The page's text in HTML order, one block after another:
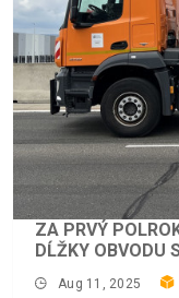
ZA PRVÝ
DĹŽKY OBVODU
Aug 11, 2025